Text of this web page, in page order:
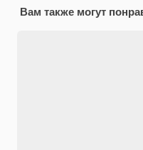
Вам также могут